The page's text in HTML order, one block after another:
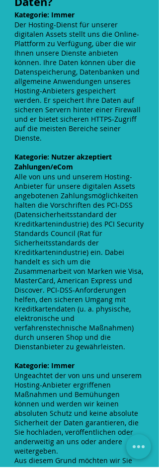
Kategorie: Immer
Der Hosting-Dienst für unserer
digitalen Assets stellt uns die Online-
Plattform zu Verfügung, über die wir
Ihnen unsere Dienste anbieten
können. Ihre Daten können über die
Datenspeicherung, Datenbanken und
allgemeine Anwendungen unseres
Hosting-Anbieters gespeichert
werden. Er speichert Ihre Daten auf
sicheren Servern hinter einer Firewall
und er bietet sicheren HTTPS-Zugriff
auf die meisten Bereiche seiner
Dienste.
Kategorie: Nutzer akzeptiert
Zahlungen/eCom
Alle von uns und unserem Hosting-
Anbieter für unsere digitalen Assets
angebotenen Zahlungsmöglichkeiten
halten die Vorschriften des PCI-DSS
(Datensicherheitsstandard der
Kreditkartenindustrie) des PCI Security
Standards Council (Rat für
Sicherheitsstandards der
Kreditkartenindustrie) ein. Dabei
handelt es sich um die
Zusammenarbeit von Marken wie Visa,
MasterCard, American Express und
Discover. PCI-DSS-Anforderungen
helfen, den sicheren Umgang mit
Kreditkartendaten (u. a. physische,
elektronische und
verfahrenstechnische Maßnahmen)
durch unseren Shop und die
Dienstanbieter zu gewährleisten.
Kategorie: Immer
Ungeachtet der von uns und unserem
Hosting-Anbieter ergriffenen
Maßnahmen und Bemühungen
können und werden wir keinen
absoluten Schutz und keine absolute
Sicherheit der Daten garantieren, die
Sie hochladen, veröffentlichen oder
anderweitig an uns oder andere
weitergeben.
Aus diesem Grund möchten wir Sie
bitten, sichere Passwörter festzulegen